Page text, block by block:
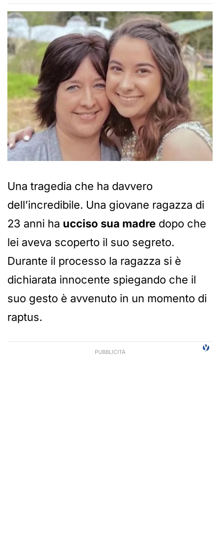
Una tragedia che ha davvero
dell’incredibile. Una giovane ragazza di
23 anni ha ucciso sua madre dopo che
lei aveva scoperto il suo segreto.
Durante il processo la ragazza si è
dichiarata innocente spiegando che il
suo gesto è avvenuto in un momento di
raptus.